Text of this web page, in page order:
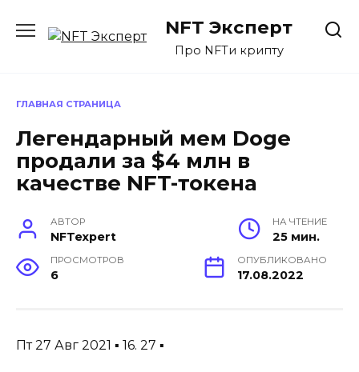
содержанию
NFT Эксперт
Про NFTи крипту
ГЛАВНАЯ СТРАНИЦА
Легендарный мем Doge
продали за $4 млн в
качестве NFT-токена
АВТОР
NFTexpert
НА ЧТЕНИЕ
25 мин.
ПРОСМОТРОВ
6
ОПУБЛИКОВАНО
17.08.2022
Пт 27 Авг 2021 ▪ 16. 27 ▪